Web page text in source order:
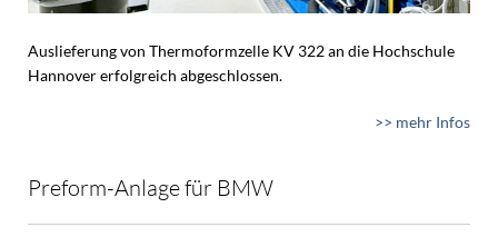
Auslieferung von Thermoformzelle KV 322 an die Hochschule
Hannover erfolgreich abgeschlossen.
>> mehr Infos
Preform-Anlage für BMW